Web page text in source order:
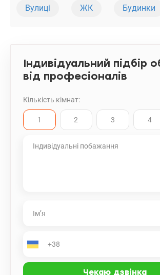
Олівія.valion.ua/1145647
Вулиці ЖК Будинки
Індивідуальний підбір
від професіоналів
Кількість кімнат:
1 2 3 4